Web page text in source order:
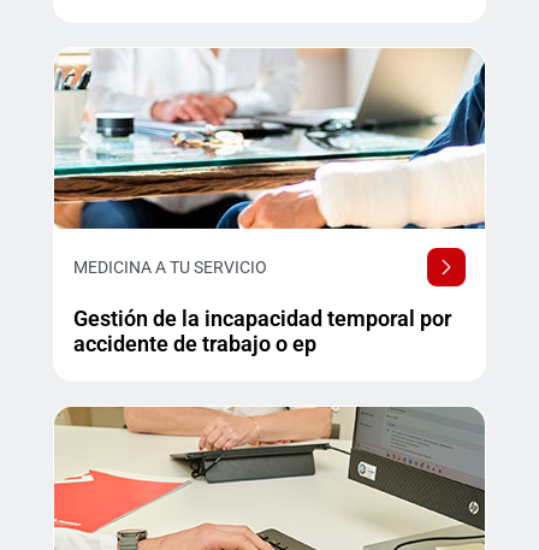
MEDICINA A TU SERVICIO
Gestión de la incapacidad temporal por
accidente de trabajo o ep